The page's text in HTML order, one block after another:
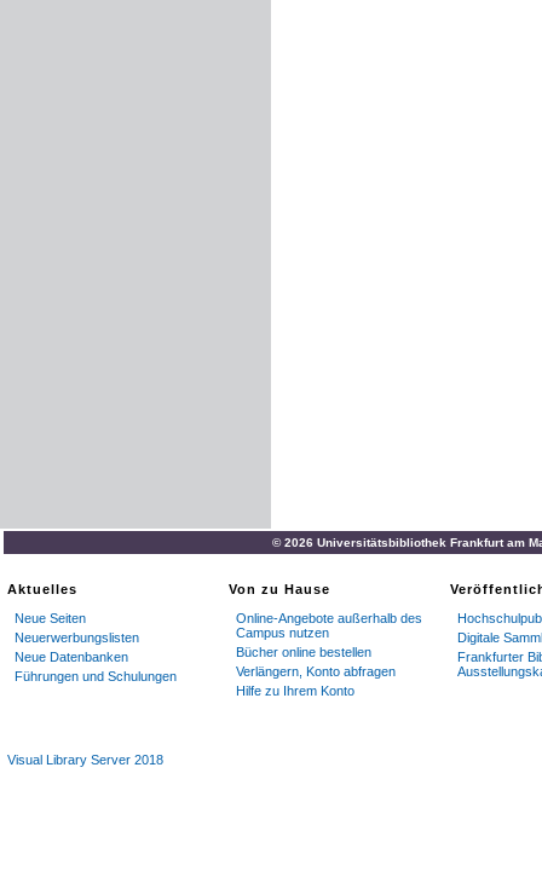
© 2026 Universitätsbibliothek Frankfurt am
Aktuelles
Neue Seiten
Neuerwerbungslisten
Neue Datenbanken
Führungen und Schulungen
Von zu Hause
Online-Angebote außerhalb des
Campus nutzen
Bücher online bestellen
Verlängern, Konto abfragen
Hilfe zu Ihrem Konto
Digitale
Frankfurter
Visual Library Server 2018